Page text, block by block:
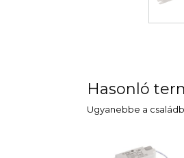
Hasonló
Ugyanebbe a